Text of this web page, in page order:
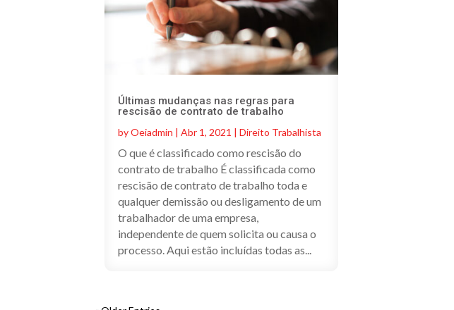
Últimas mudanças nas regras para
rescisão de contrato de trabalho
byOeiadmin |Abr 1, 2021 |Direito Trabalhista
O que é classificado como rescisão do
contrato de trabalho É classificada como
rescisão de contrato de trabalho toda e
qualquer demissão ou desligamento de um
trabalhador de uma empresa,
independente de quem solicita ou causa o
processo. Aqui estão incluídas todas as...